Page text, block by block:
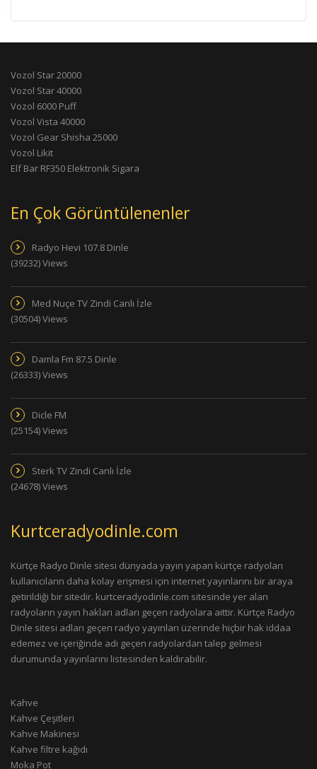
Vozol Star 20000
Vozol Star 40000
Vozol 6000 Puff
Vozol Vista 40000
Vozol Gear Shisha 25000
Vozol Likit
Elf Bar RF350 Elektronik Sigara
En Çok Görüntülenenler
Radyo Hevi 107.8 Dinle
(39232) Views
Med Nuçe TV Zindi Canlı İzle
(30504) Views
Damla Fm 87.5 Dinle
(26333) Views
Dicle FM
(25154) Views
Sterk TV Zindi Canlı İzle
(24678) Views
Kurtceradyodinle.com
Kürtçe Radyo Dinle sitesi dünyada yayın yapan kürtçe radyoları
kullanıcıların daha kolay erişmesi için internet yayınlarını bir araya
getirildiği bir sitedir. kurtceradyodinle.com sitesinde yer alan
radyoların yayın hakları adları geçen radyolara aittir. Kürtçe Radyo
Dinle sitesi adları geçen radyo yayınları üzerinde hiçbir hak iddaa
edemez ve içeriğinde adı geçen radyolardan talep gelmesi
durumunda yayınlarını listesinden kaldırabilir.
Kahve
Kahve Çeşitleri
Kahve Makinesi
Kahve filtre kağıdı
Moka Pot